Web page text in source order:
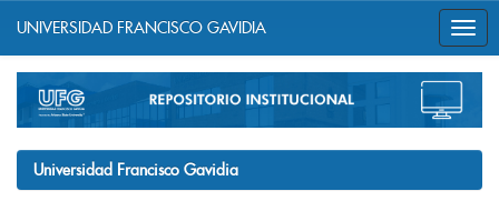
navigation
UNIVERSIDAD FRANCISCO GAVIDIA
Universidad Francisco Gavidia